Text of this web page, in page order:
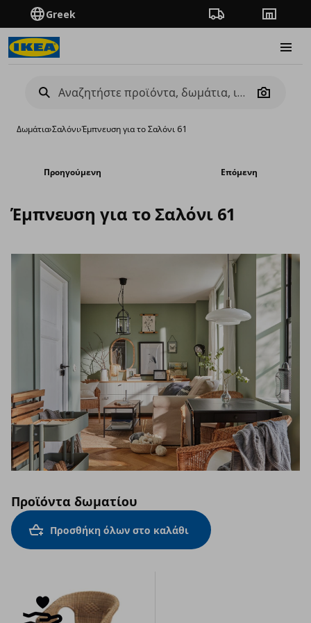
Greek Πορεία παραγγελίας
Camera
Δωμάτια›Σαλόνι›Έμπνευση για το Σαλόνι 61
Προηγούμενη Επόμενη
Έμπνευση για το Σαλόνι 61
Προϊόντα δωματίου
Προσθήκη όλων στο καλάθι